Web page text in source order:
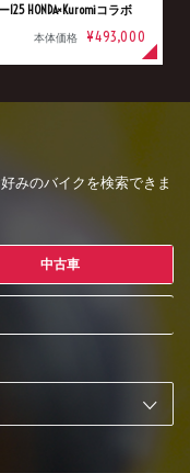
125 HONDA×Kuromiコラボ
本体価格 ¥493,000
みのバイクを検索できま
中古車